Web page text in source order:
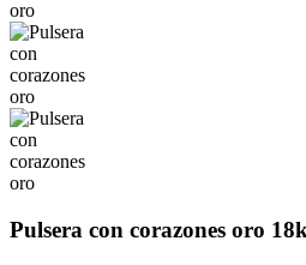
Pulsera con corazones oro